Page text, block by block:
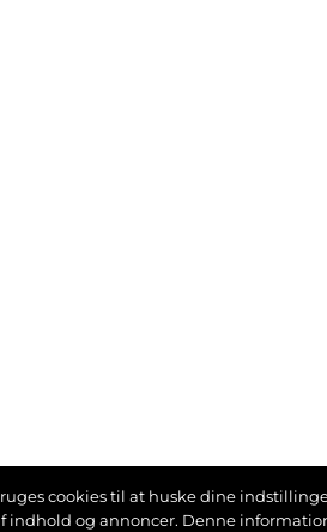
cookies til at huske dine
indhold og annoncer. Denne